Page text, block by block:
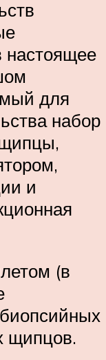
настоящее
для
набор
и
(в
щипцов.